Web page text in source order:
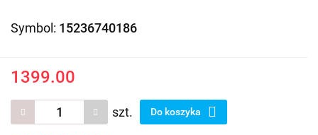
Symbol: 15236740186
1399.00
szt. Do koszyka